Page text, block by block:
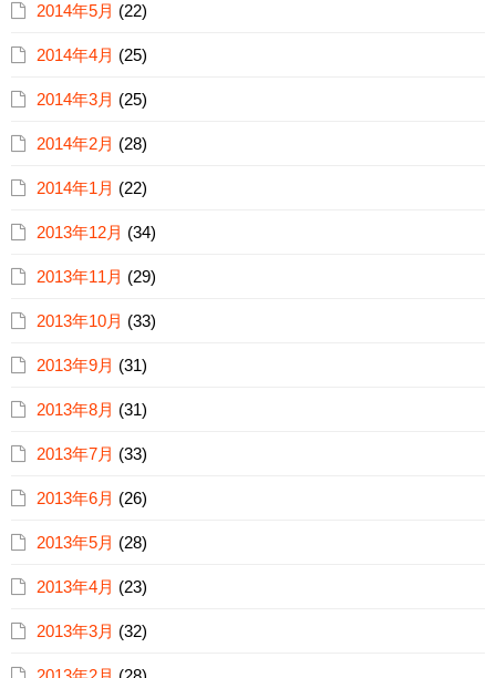
2014年5月 (22)
2014年4月 (25)
2014年3月 (25)
2014年2月 (28)
2014年1月 (22)
2013年12月 (34)
2013年11月 (29)
2013年10月 (33)
2013年9月 (31)
2013年8月 (31)
2013年7月 (33)
2013年6月 (26)
2013年5月 (28)
2013年4月 (23)
2013年3月 (32)